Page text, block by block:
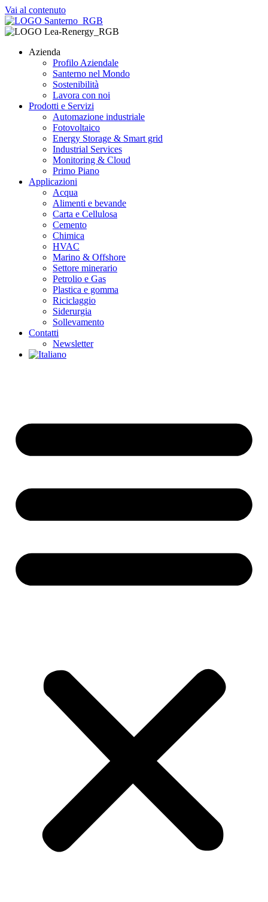
Vai al contenuto
Azienda
Profilo Aziendale
Santerno nel Mondo
Sostenibilità
Lavora con noi
Prodotti e Servizi
Automazione industriale
Fotovoltaico
Energy Storage & Smart grid
Industrial Services
Monitoring & Cloud
Primo Piano
Applicazioni
Acqua
Alimenti e bevande
Carta e Cellulosa
Cemento
Chimica
HVAC
Marino & Offshore
Settore minerario
Petrolio e Gas
Plastica e gomma
Riciclaggio
Siderurgia
Sollevamento
Contatti
Newsletter